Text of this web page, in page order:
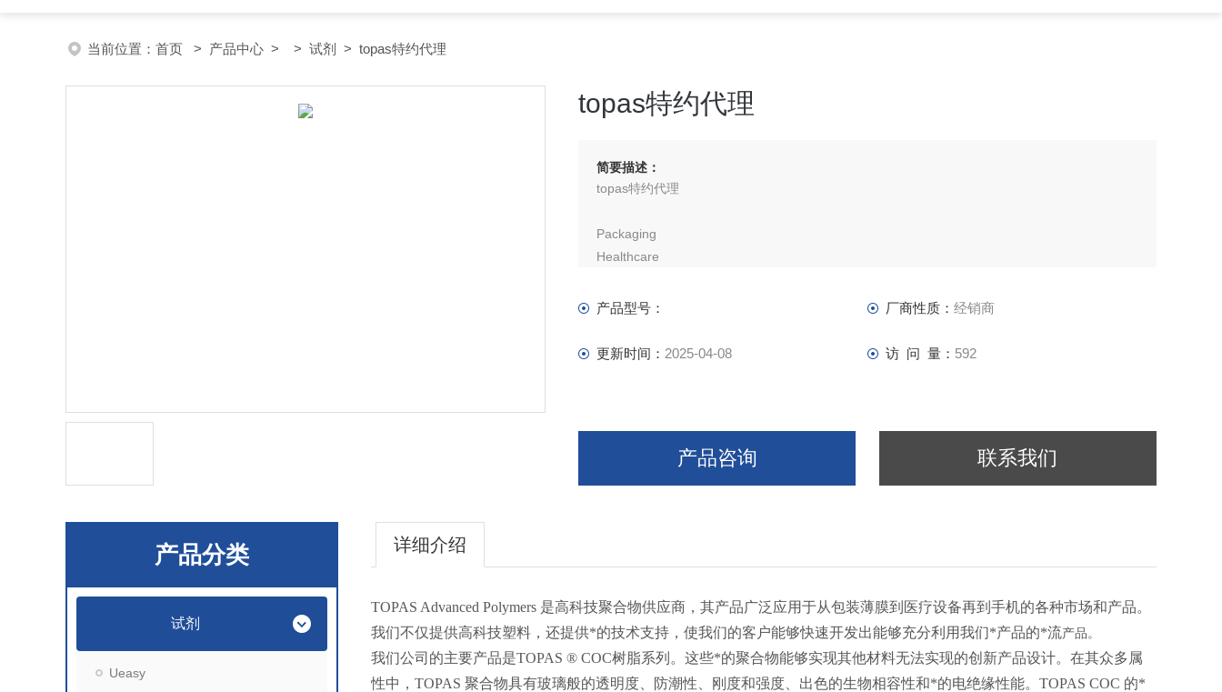
当前位置： 首页 > 产品中心 > > 试剂 > topas特约代理
topas特约代理
简要描述：
topas特约代理
Packaging
Healthcare
Electronics
产品型号： 厂商性质： 经销商
更新时间： 2025-04-08 访 问 量： 592
产品咨询 联系我们
产品分类
试剂
Ueasy
详细介绍
TOPAS Advanced Polymers 是高科技聚合物供应商，其产品广泛应用于从包装薄膜到医疗设备再到手机的各种市场和产品。
我们不仅提供高科技塑料，还提供*的技术支持，使我们的客户能够快速开发出能够充分利用我们*产品的*流产品。
我们公司的主要产品是TOPAS ® COC树脂系列。这些*的聚合物能够实现其他材料无法实现的创新产品设计。在其众多属
性中，TOPAS 聚合物具有玻璃般的透明度、防潮性、刚度和强度、出色的生物相容性和*的电绝缘性能。TOPAS COC 的*